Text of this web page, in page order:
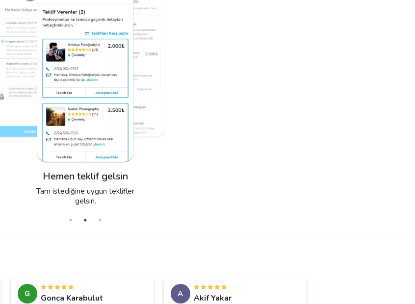
Birkaç soru cevapla
Bize hayallerinden bahset;
Hemen teklif gelsin
Tam istediğine uygun teklifler
gelsin.
En uygunu ile anlaş
Teklifleri kıyasla, detayları
G Gonca Karabulut A Akif Yakar